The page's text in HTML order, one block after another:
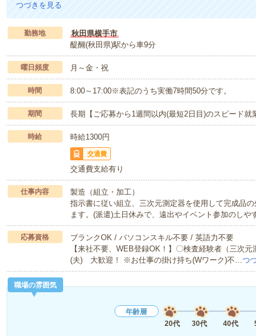
つづきを見る
勤務地
秋田県横手市
醍醐(秋田県)駅から車9分
曜日頻度 月～金・祝
時間 8:00～17:00※表記のうち実働7時間50分です。
期間 長期【ご応募から1週間以内(最短2日目)のスピード就
時給 時給1300円
交通費
交通費支給有り
仕事内容
製造（組立・加工）
指示書に従い組立、三次元測定器を使用して完成品
ます。(派遣)土日休みで、遠出やイベント参加のしや
応募資格
ブランクOK / パソコンスキル不要 / 英語力不要
【来社不要、WEB登録OK！】〇検査経験者（三次
(夫) 大歓迎！ ※お仕事の掛け持ち(Wワーク)不…つ
職場の雰囲気
年齢層
20代
30代 40代